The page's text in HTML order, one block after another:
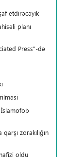
etdirəcəyik
planı
Press"-də
zorakılığın
oldu